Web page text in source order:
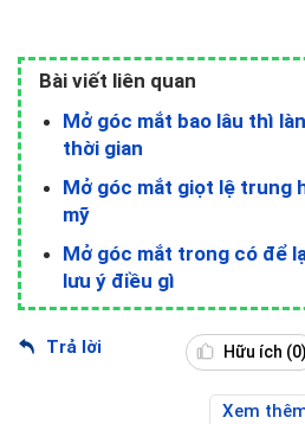
Bài viết liên quan
Mở góc mắt bao lâu thì
thời gian
Mở góc mắt giọt lệ trung
mỹ
Mở góc mắt trong có để
lưu ý điều gì
Trả lời Hữu ích (0)
Xem